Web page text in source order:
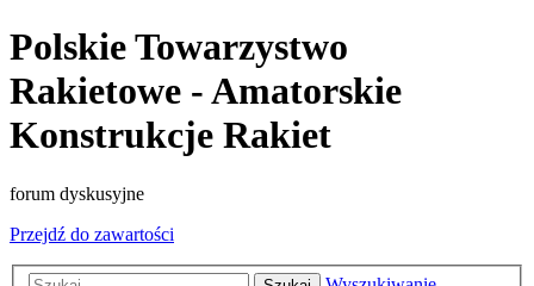
Polskie Towarzystwo
Rakietowe - Amatorskie
Konstrukcje Rakiet
forum dyskusyjne
Przejdź do zawartości